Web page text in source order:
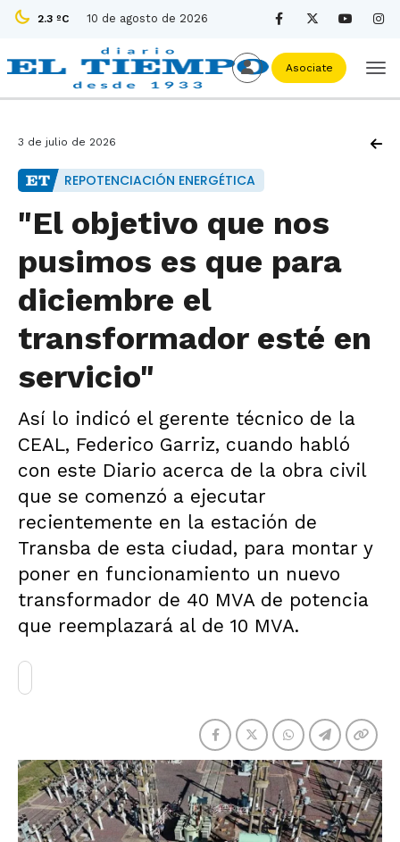
2.3 ºC 10 de agosto de 2026
Asociate
3 de julio de 2026
REPOTENCIACIÓN ENERGÉTICA
"El objetivo que nos
pusimos es que para
diciembre el
transformador esté en
servicio"
Así lo indicó el gerente técnico de la
CEAL, Federico Garriz, cuando habló
con este Diario acerca de la obra civil
que se comenzó a ejecutar
recientemente en la estación de
Transba de esta ciudad, para montar y
poner en funcionamiento un nuevo
transformador de 40 MVA de potencia
que reemplazará al de 10 MVA.